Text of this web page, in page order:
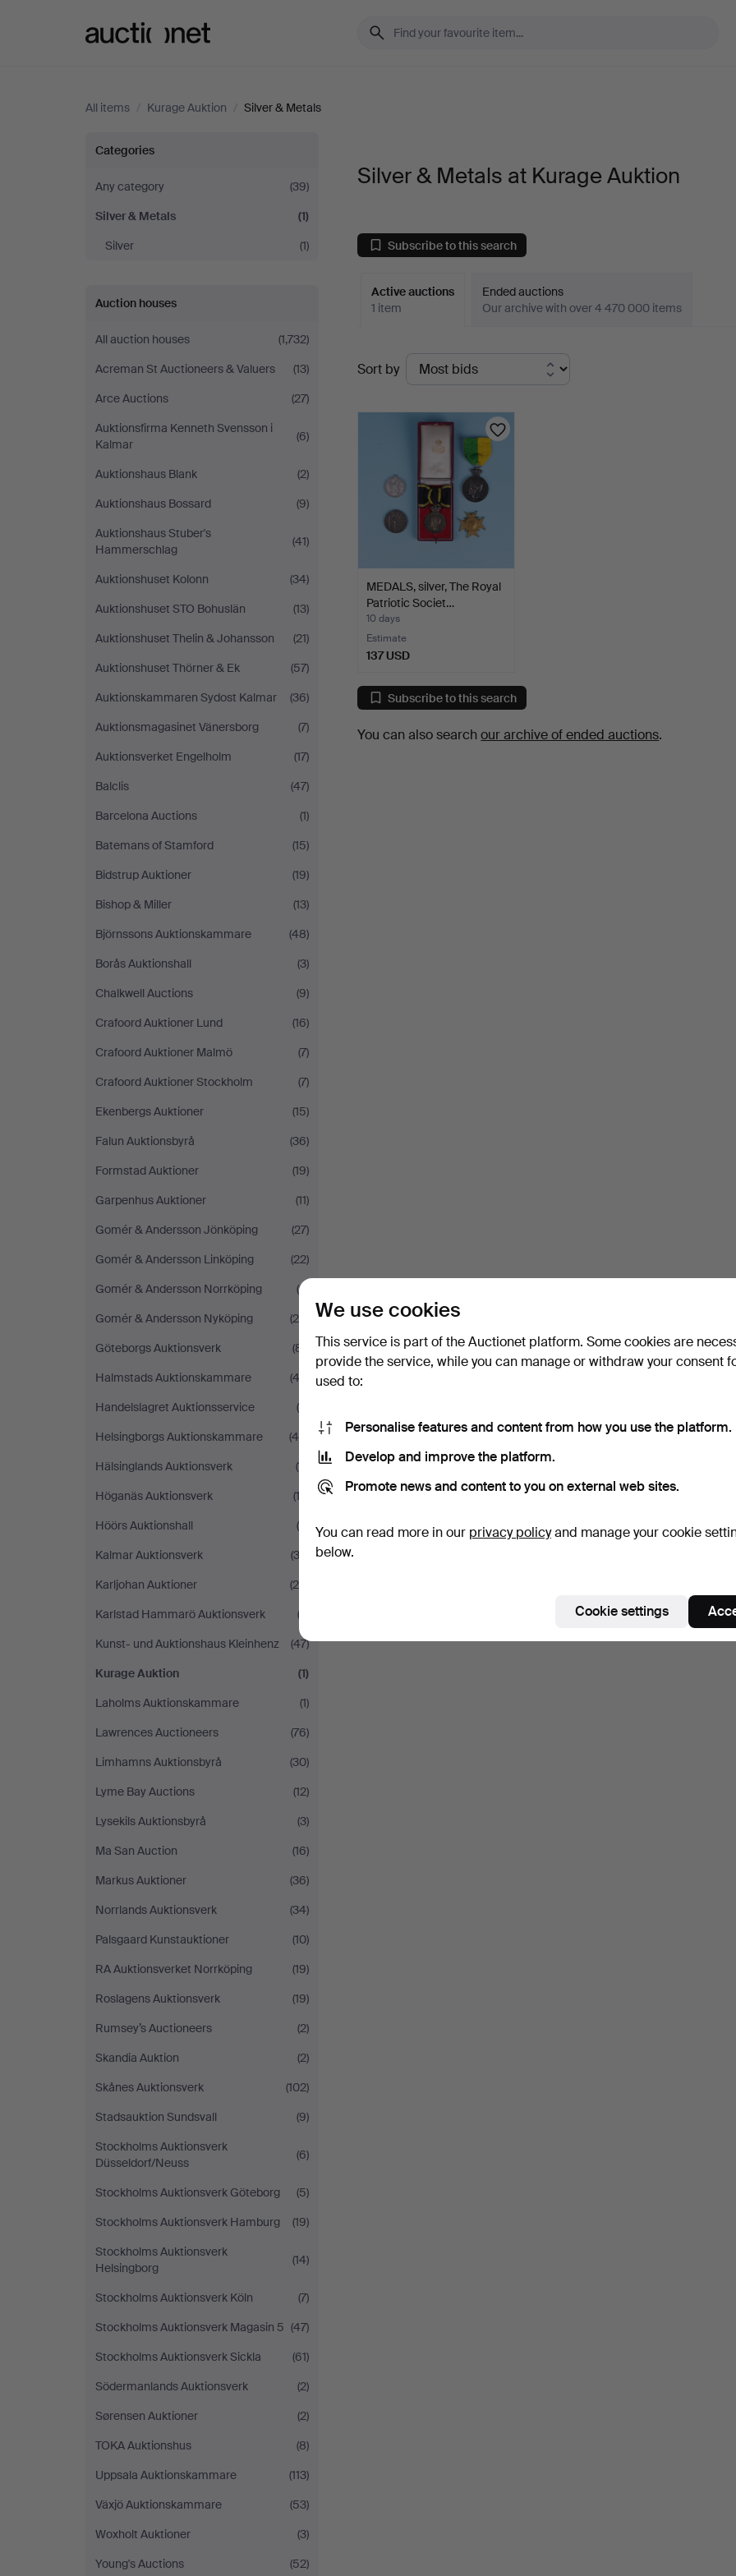
All items / Kurage Auktion / Silver & Metals
Silver
&
Metals
Kurage
Auktion
Categories
Any category
(39)
Silver & Metals
(1)
Silver
(1)
Auction houses
All auction houses
(1,732)
Acreman St Auctioneers & Valuers
(13)
Arce Auctions
(27)
Auktionsfirma Kenneth Svensson i
Kalmar
(6)
Auktionshaus Blank
(2)
Auktionshaus Bossard
(9)
Auktionshaus Stuber's
Hammerschlag
(41)
Auktionshuset Kolonn
(34)
Auktionshuset STO Bohuslän
(13)
Auktionshuset Thelin & Johansson
(21)
Auktionshuset Thörner & Ek
(57)
Auktionskammaren Sydost Kalmar
(36)
Auktionsmagasinet Vänersborg
(7)
Auktionsverket Engelholm
(17)
Balclis
(47)
Barcelona Auctions
(1)
Batemans of Stamford
(15)
Bidstrup Auktioner
(19)
Bishop & Miller
(13)
Björnssons Auktionskammare
(48)
Borås Auktionshall
(3)
Chalkwell Auctions
(9)
Crafoord Auktioner Lund
(16)
Crafoord Auktioner Malmö
(7)
Crafoord Auktioner Stockholm
(7)
Ekenbergs Auktioner
(15)
Falun Auktionsbyrå
(36)
Formstad Auktioner
(19)
Garpenhus Auktioner
(11)
Gomér & Andersson Jönköping
(27)
Gomér & Andersson Linköping
(22)
Gomér & Andersson Norrköping
(9)
Gomér & Andersson Nyköping
(24)
Göteborgs Auktionsverk
(81)
Halmstads Auktionskammare
(42)
Handelslagret Auktionsservice
(4)
Helsingborgs Auktionskammare
(48)
Hälsinglands Auktionsverk
(11)
Höganäs Auktionsverk
(13)
Höörs Auktionshall
(5)
Kalmar Auktionsverk
(32)
Karljohan Auktioner
(28)
Karlstad Hammarö Auktionsverk
(2)
Kunst- und Auktionshaus Kleinhenz
(47)
Kurage Auktion
(1)
Laholms Auktionskammare
(1)
Lawrences Auctioneers
(76)
Limhamns Auktionsbyrå
(30)
Lyme Bay Auctions
(12)
Lysekils Auktionsbyrå
(3)
Ma San Auction
(16)
Markus Auktioner
(36)
Norrlands Auktionsverk
(34)
Palsgaard Kunstauktioner
(10)
RA Auktionsverket Norrköping
(19)
Roslagens Auktionsverk
(19)
Rumsey’s Auctioneers
(2)
Skandia Auktion
(2)
Skånes Auktionsverk
(102)
Stadsauktion Sundsvall
(9)
Stockholms Auktionsverk
Düsseldorf/Neuss
(6)
Stockholms Auktionsverk Göteborg
(5)
Stockholms Auktionsverk Hamburg
(19)
Stockholms Auktionsverk
Helsingborg
(14)
Stockholms Auktionsverk Köln
(7)
Stockholms Auktionsverk Magasin 5 (47)
Stockholms Auktionsverk Sickla
(61)
Södermanlands Auktionsverk
(2)
Sørensen Auktioner
(2)
TOKA Auktionshus
(8)
Uppsala Auktionskammare
(113)
Växjö Auktionskammare
(53)
Woxholt Auktioner
(3)
Young's Auctions
(52)
Silver & Metals at Kurage Auktion
Subscribe to this search
Active auctions
1 item
Ended auctions
Our archive with over 4 470 000 items
Active
auctions
Sort by
MEDALS, silver, The Royal
Patriotic Societ…
10 days
Estimate
137 USD
Subscribe to this search
You can also searchour archive of ended auctions.
We use cookies
This service is part of the Auctionet platform. Some cookies are
provide the service, while you can manage or withdraw your consent
used to:
Personalise features and content from how you use the platform.
Develop and improve the platform.
Promote news and content to you on external web sites.
You can read more in our privacy policyand manage your cookie
below.
Cookie settings